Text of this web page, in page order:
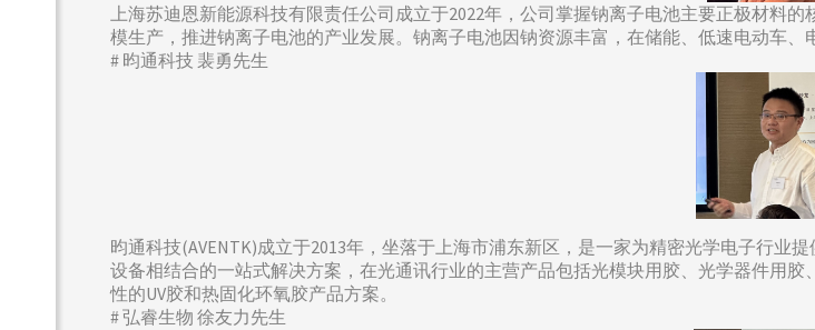
上海苏迪恩新能源科技有限责任公司成立于2022年，公司掌握钠离子电池主要正极材料
模生产，推进钠离子电池的产业发展。钠离子电池因钠资源丰富，在储能、低速电动车、
# 昀通科技 裴勇先生
昀通科技(AVENTK)成立于2013年，坐落于上海市浦东新区，是一家为精密光学电子行业
设备相结合的一站式解决方案，在光通讯行业的主营产品包括光模块用胶、光学器件用
性的UV胶和热固化环氧胶产品方案。
# 弘睿生物 徐友力先生